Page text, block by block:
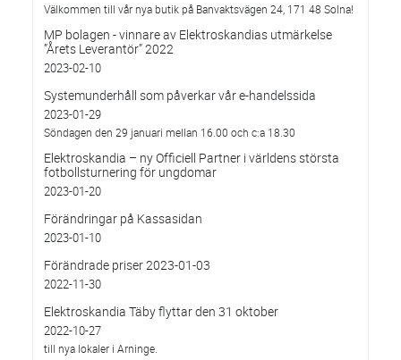
Välkommen till vår nya butik på Banvaktsvägen 24, 171 48 Solna!
MP bolagen - vinnare av Elektroskandias utmärkelse
”Årets Leverantör” 2022
2023-02-10
Systemunderhåll som påverkar vår e-handelssida
2023-01-29
Söndagen den 29 januari mellan 16.00 och c:a 18.30
Elektroskandia – ny Officiell Partner i världens största
fotbollsturnering för ungdomar
2023-01-20
Förändringar på Kassasidan
2023-01-10
Förändrade priser 2023-01-03
2022-11-30
Elektroskandia Täby flyttar den 31 oktober
2022-10-27
till nya lokaler i Arninge.